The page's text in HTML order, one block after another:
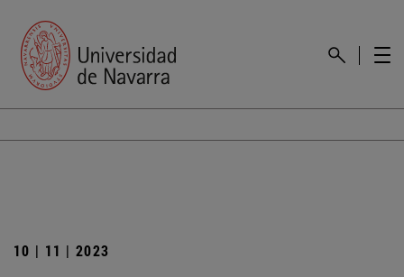
10 | 11 | 2023